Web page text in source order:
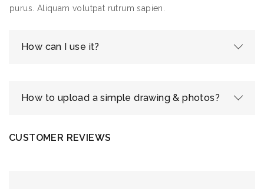
purus. Aliquam volutpat rutrum sapien.
How can I use it?
How to upload a simple drawing & photos?
CUSTOMER REVIEWS